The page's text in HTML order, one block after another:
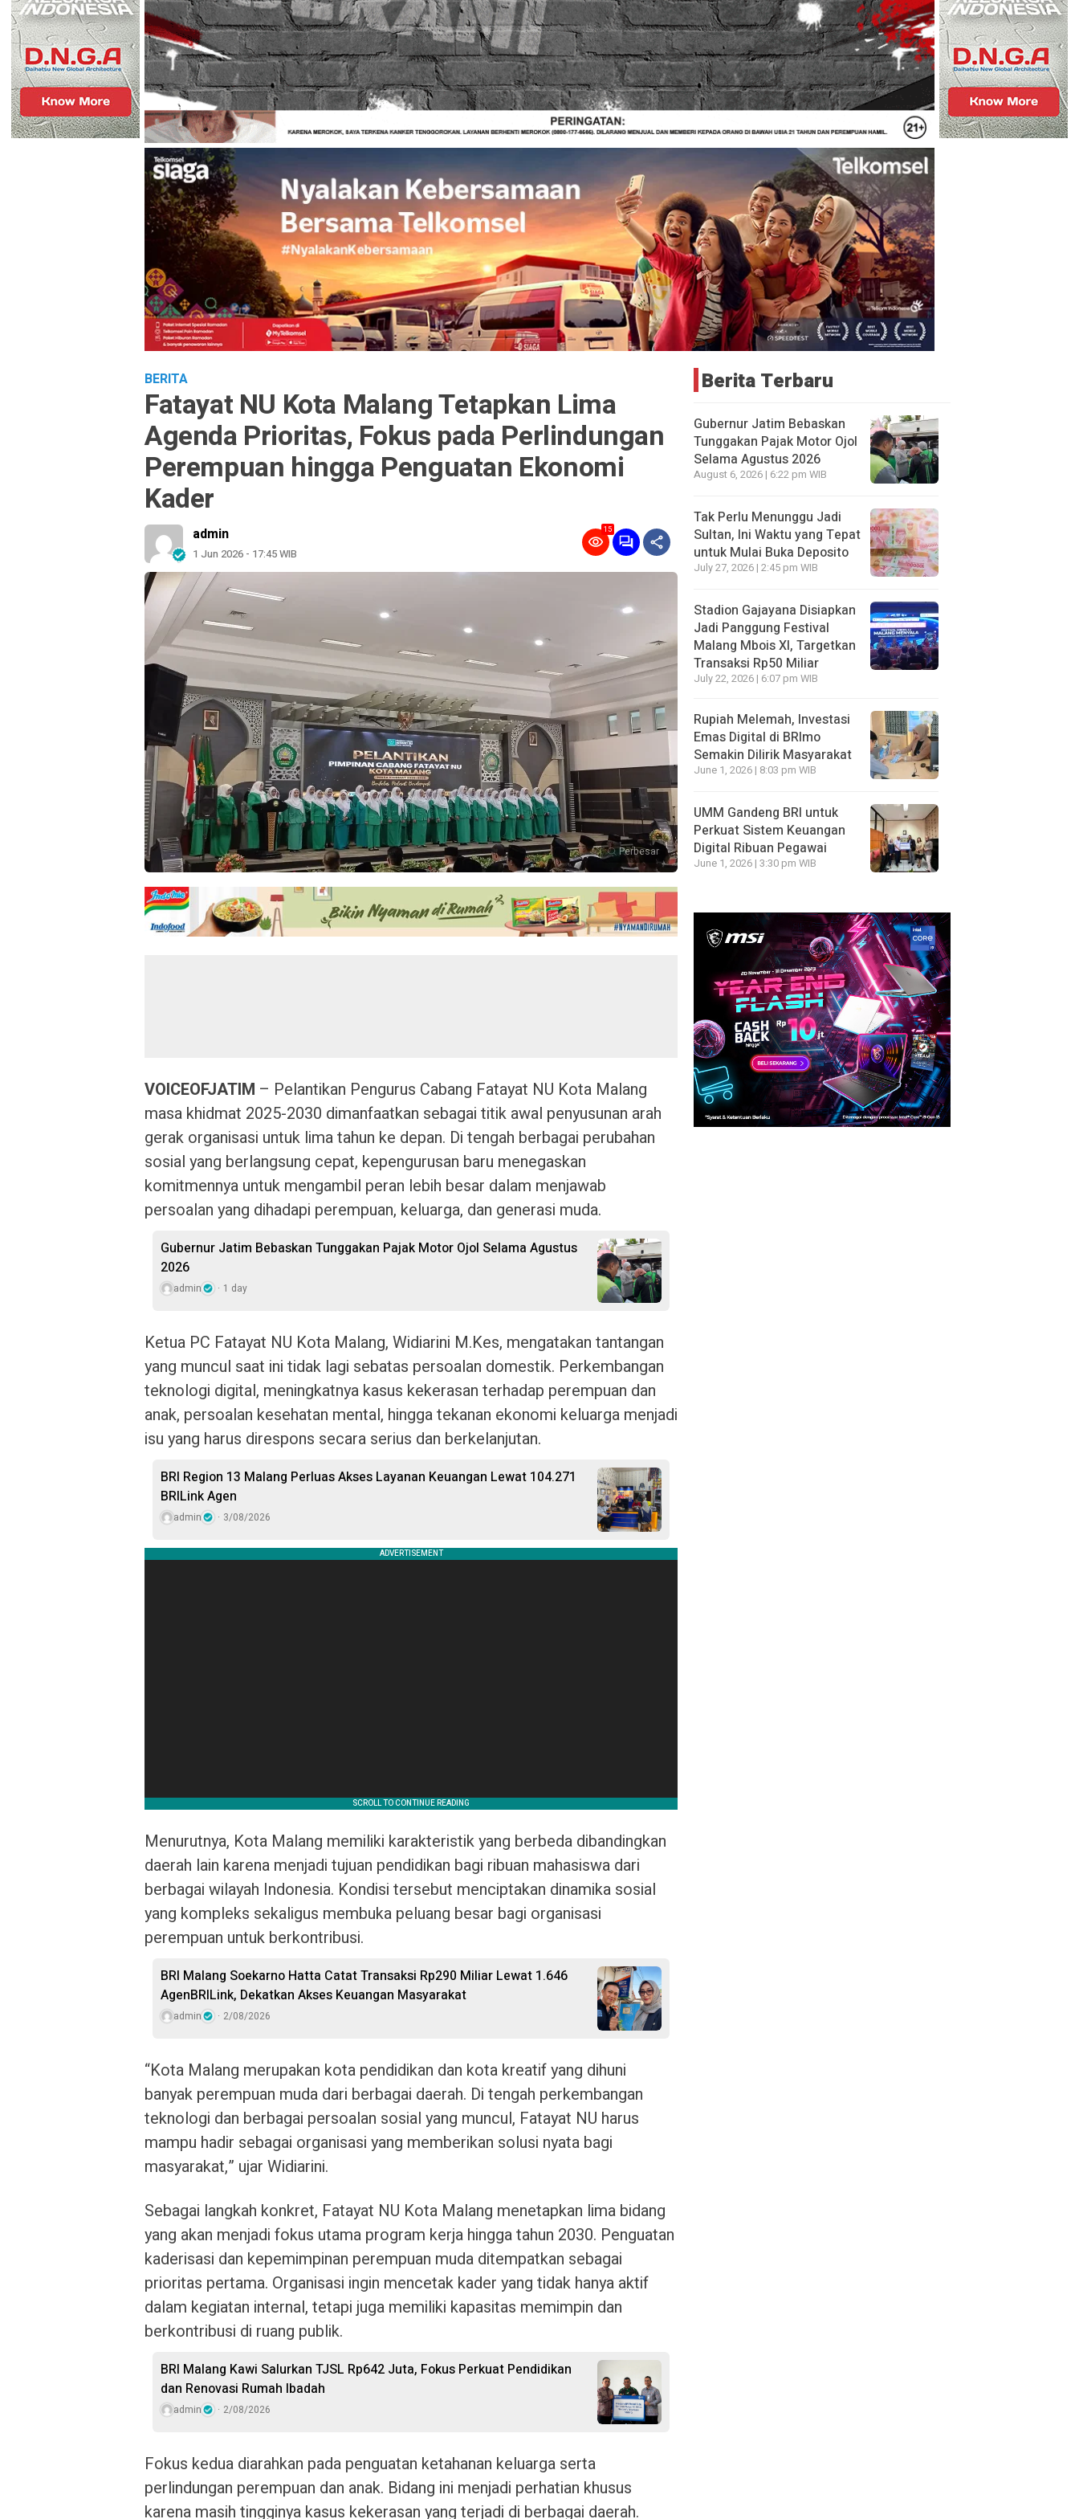
BERITA
Fatayat NU Kota Malang Tetapkan Lima
Agenda Prioritas, Fokus pada Perlindungan
Perempuan hingga Penguatan Ekonomi
Kader
admin
1 Jun 2026 - 17:45 WIB
15
Perbesar
VOICEOFJATIM – Pelantikan Pengurus Cabang Fatayat NU Kota Malang
masa khidmat 2025-2030 dimanfaatkan sebagai titik awal penyusunan arah
gerak organisasi untuk lima tahun ke depan. Di tengah berbagai perubahan
sosial yang berlangsung cepat, kepengurusan baru menegaskan
komitmennya untuk mengambil peran lebih besar dalam menjawab
persoalan yang dihadapi perempuan, keluarga, dan generasi muda.
Gubernur Jatim Bebaskan Tunggakan Pajak Motor Ojol Selama Agustus
2026
admin 1 day
Ketua PC Fatayat NU Kota Malang, Widiarini M.Kes, mengatakan tantangan
yang muncul saat ini tidak lagi sebatas persoalan domestik. Perkembangan
teknologi digital, meningkatnya kasus kekerasan terhadap perempuan dan
anak, persoalan kesehatan mental, hingga tekanan ekonomi keluarga menjadi
isu yang harus direspons secara serius dan berkelanjutan.
BRI Region 13 Malang Perluas Akses Layanan Keuangan Lewat 104.271
BRILink Agen
admin 3/08/2026
Menurutnya, Kota Malang memiliki karakteristik yang berbeda dibandingkan
daerah lain karena menjadi tujuan pendidikan bagi ribuan mahasiswa dari
berbagai wilayah Indonesia. Kondisi tersebut menciptakan dinamika sosial
yang kompleks sekaligus membuka peluang besar bagi organisasi
perempuan untuk berkontribusi.
BRI Malang Soekarno Hatta Catat Transaksi Rp290 Miliar Lewat 1.646
AgenBRILink, Dekatkan Akses Keuangan Masyarakat
admin 2/08/2026
“Kota Malang merupakan kota pendidikan dan kota kreatif yang dihuni
banyak perempuan muda dari berbagai daerah. Di tengah perkembangan
teknologi dan berbagai persoalan sosial yang muncul, Fatayat NU harus
mampu hadir sebagai organisasi yang memberikan solusi nyata bagi
masyarakat,” ujar Widiarini.
Sebagai langkah konkret, Fatayat NU Kota Malang menetapkan lima bidang
yang akan menjadi fokus utama program kerja hingga tahun 2030. Penguatan
kaderisasi dan kepemimpinan perempuan muda ditempatkan sebagai
prioritas pertama. Organisasi ingin mencetak kader yang tidak hanya aktif
dalam kegiatan internal, tetapi juga memiliki kapasitas memimpin dan
berkontribusi di ruang publik.
BRI Malang Kawi Salurkan TJSL Rp642 Juta, Fokus Perkuat Pendidikan
dan Renovasi Rumah Ibadah
admin 2/08/2026
Fokus kedua diarahkan pada penguatan ketahanan keluarga serta
perlindungan perempuan dan anak. Bidang ini menjadi perhatian khusus
karena masih tingginya kasus kekerasan yang terjadi di berbagai daerah.
Berita Terbaru
Gubernur Jatim Bebaskan
Tunggakan Pajak Motor Ojol
Selama Agustus 2026
August 6, 2026 | 6:22 pm WIB
Tak Perlu Menunggu Jadi
Sultan, Ini Waktu yang Tepat
untuk Mulai Buka Deposito
July 27, 2026 | 2:45 pm WIB
Stadion Gajayana Disiapkan
Jadi Panggung Festival
Malang Mbois XI, Targetkan
Transaksi Rp50 Miliar
July 22, 2026 | 6:07 pm WIB
Rupiah Melemah, Investasi
Emas Digital di BRImo
Semakin Dilirik Masyarakat
June 1, 2026 | 8:03 pm WIB
UMM Gandeng BRI untuk
Perkuat Sistem Keuangan
Digital Ribuan Pegawai
June 1, 2026 | 3:30 pm WIB